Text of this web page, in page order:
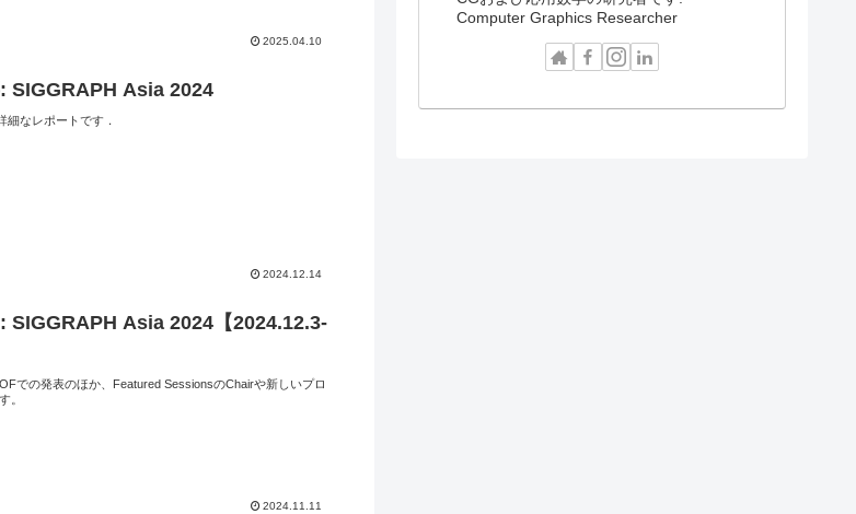
2025.04.10
SIGGRAPH Asia 2024
細なレポートです．
2024.12.14
SIGGRAPH Asia 2024【2024.12.3-
での発表のほか、Featured SessionsのChairや新しいプロ
。
2024.11.11
Computer Graphics Researcher